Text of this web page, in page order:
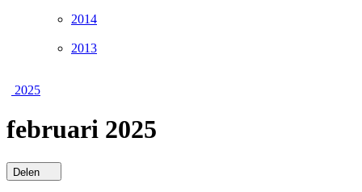
2014
2013
2025
februari 2025
Delen